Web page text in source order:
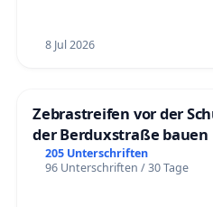
8 Jul 2026
Zebrastreifen vor der
der Berduxstraße bauen
205 Unterschriften
96 Unterschriften / 30 Tage